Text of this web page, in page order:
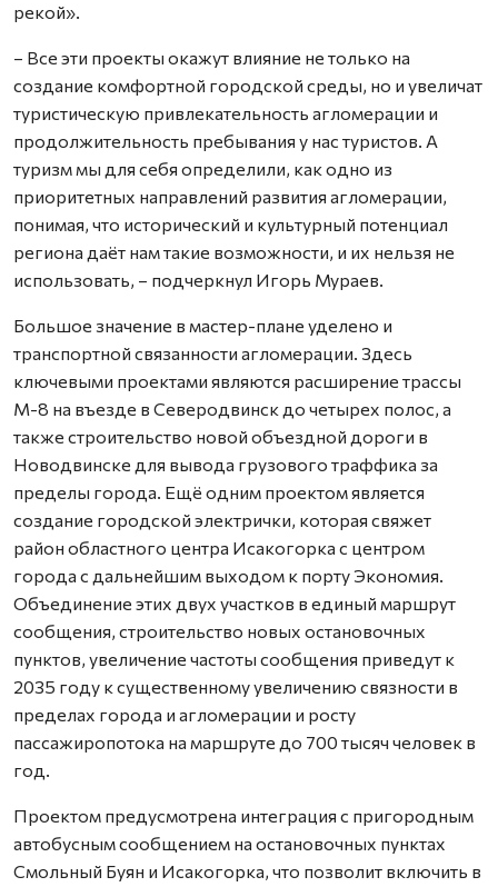
рекой».
– Все эти проекты окажут влияние не только на
создание комфортной городской среды, но и увеличат
туристическую привлекательность агломерации и
продолжительность пребывания у нас туристов. А
туризм мы для себя определили, как одно из
приоритетных направлений развития агломерации,
понимая, что исторический и культурный потенциал
региона даёт нам такие возможности, и их нельзя не
использовать, – подчеркнул Игорь Мураев.
Большое значение в мастер-плане уделено и
транспортной связанности агломерации. Здесь
ключевыми проектами являются расширение трассы
М-8 на въезде в Северодвинск до четырех полос, а
также строительство новой объездной дороги в
Новодвинске для вывода грузового траффика за
пределы города. Ещё одним проектом является
создание городской электрички, которая свяжет
район областного центра Исакогорка с центром
города с дальнейшим выходом к порту Экономия.
Объединение этих двух участков в единый маршрут
сообщения, строительство новых остановочных
пунктов, увеличение частоты сообщения приведут к
2035 году к существенному увеличению связности в
пределах города и агломерации и росту
пассажиропотока на маршруте до 700 тысяч человек в
год.
Проектом предусмотрена интеграция с пригородным
автобусным сообщением на остановочных пунктах
Смольный Буян и Исакогорка, что позволит включить в